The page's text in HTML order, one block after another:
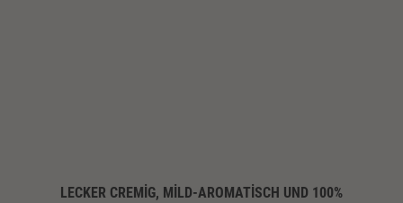
LECKER CREMIG, MILD-AROMATISCH UND 100%